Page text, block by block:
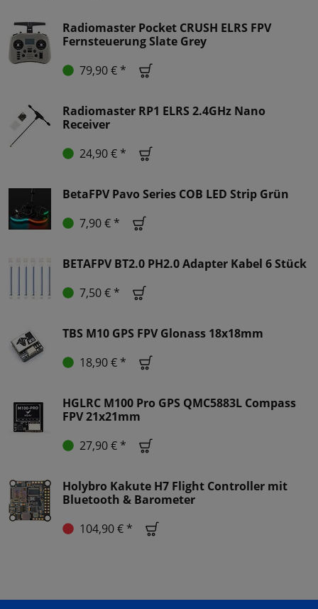
Radiomaster Pocket CRUSH ELRS FPV
Fernsteuerung Slate Grey
79,90 € *
Radiomaster RP1 ELRS 2.4GHz Nano
Receiver
24,90 € *
BetaFPV Pavo Series COB LED Strip Grün
7,90 € *
BETAFPV BT2.0 PH2.0 Adapter Kabel 6 Stück
7,50 € *
TBS M10 GPS FPV Glonass 18x18mm
18,90 € *
HGLRC M100 Pro GPS QMC5883L Compass
FPV 21x21mm
27,90 € *
Holybro Kakute H7 Flight Controller mit
Bluetooth & Barometer
104,90 € *